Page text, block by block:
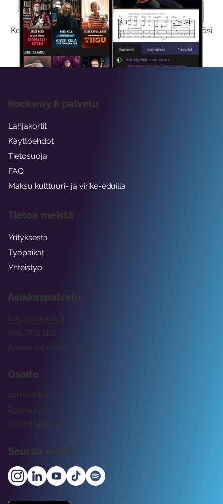
Kokeile Ilmaiseksi
Kokeilemalla ilmaiseksi saat koko sisältömme käyttöösi
viikon ajaksi.
Asiakaspalvelu
tuki@rockway.fi
Arkisin klo 09:00 -15:00
045 7731 1111
Osoite
Rockway Oy
Lemuntie 3-5
00510 Helsinki
Seuraa meitä
Rockway.fi palvelu
Lahjakortit
Käyttöehdot
Tietosuoja
FAQ
Maksu kulttuuri- ja virike-eduilla
Tietoa meistä
Yrityksestä
Työpaikat
Yhteistyö